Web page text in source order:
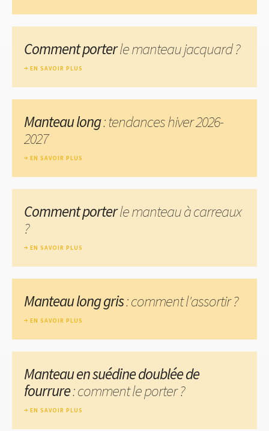
Comment porterle manteau jacquard ?
EN SAVOIR PLUS
Manteau long: tendances hiver 2026-
2027
EN SAVOIR PLUS
Comment porterle manteau à carreaux
?
EN SAVOIR PLUS
Manteau long gris: comment l'assortir ?
EN SAVOIR PLUS
Manteau en suédine doublée de
fourrure: comment le porter ?
EN SAVOIR PLUS